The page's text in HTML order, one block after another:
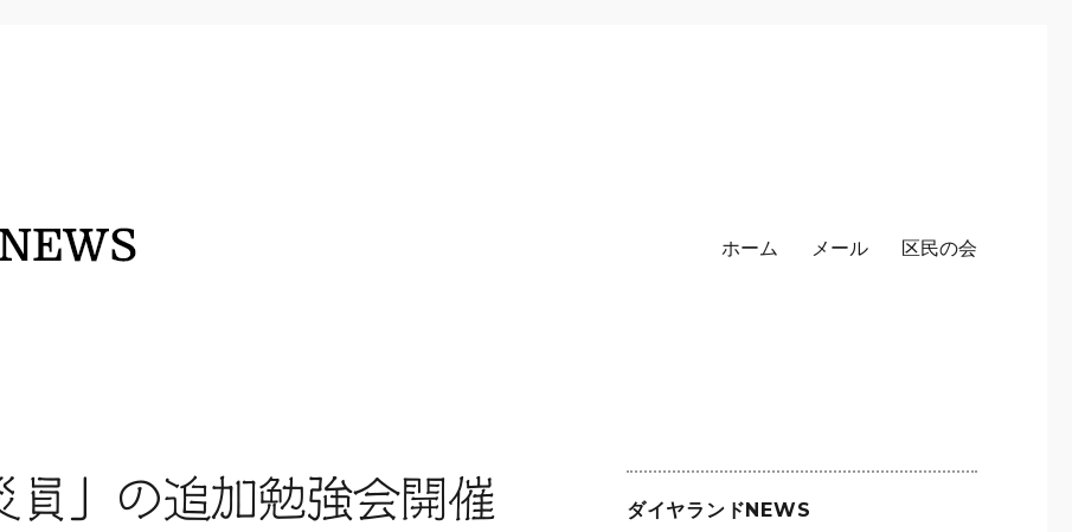
ホーム メール 区民の会
員」の追加勉強会開催
ダイヤランドNEWS